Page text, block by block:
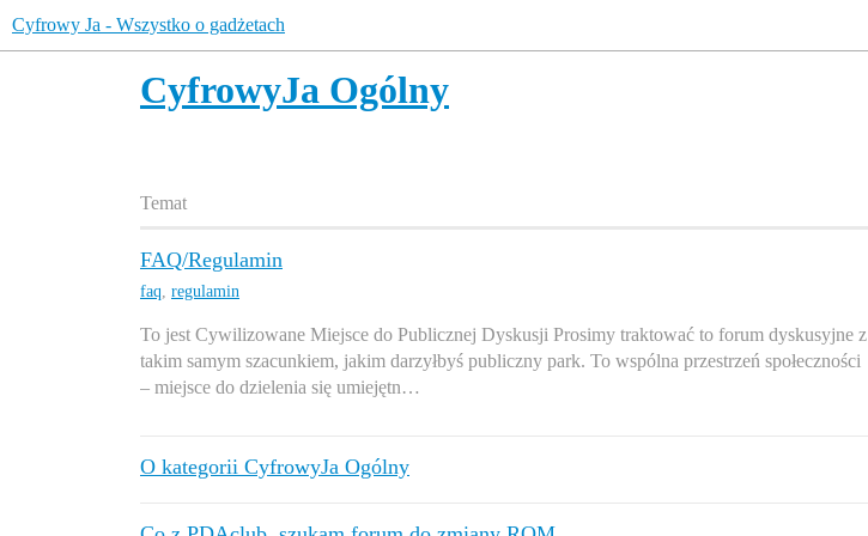
Cyfrowy Ja - Wszystko o gadżetach
CyfrowyJa Ogólny
Temat
FAQ/Regulamin
faq, regulamin
To jest Cywilizowane Miejsce do Publicznej Dyskusji Prosimy traktować to forum dyskusyjne z
takim samym szacunkiem, jakim darzyłbyś publiczny park. To wspólna przestrzeń społeczności
– miejsce do dzielenia się umiejętn…
O kategorii CyfrowyJa Ogólny